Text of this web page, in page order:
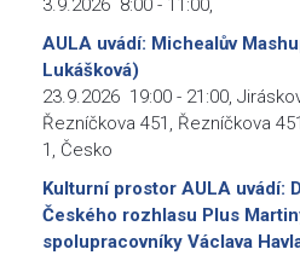
AULA uvádí: Michealův
Lukášková)
23.9.2026 19:00 - 21:00
Řezníčkova 451, Řezníčkova
1, Česko
Kulturní prostor AULA uvádí:
Českého rozhlasu Plus
spolupracovníky Václava